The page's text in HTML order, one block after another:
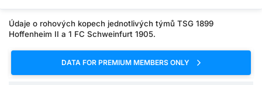
Údaje o rohových kopech jednotlivých týmů TSG 1899
Hoffenheim II a 1 FC Schweinfurt 1905.
DATA FOR PREMIUM MEMBERS ONLY